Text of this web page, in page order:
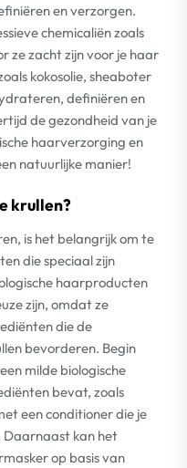
en verzorgen.
chemicaliën zoals
ze zacht zijn voor je haar
kokosolie, sheaboter
definiëren en
de gezondheid van je
haarverzorging en
natuurlijke manier!
krullen?
is het belangrijk om te
die speciaal zijn
haarproducten
zijn, omdat ze
die de
bevorderen. Begin
milde biologische
bevat, zoals
een conditioner die je
Daarnaast kan het
op basis van